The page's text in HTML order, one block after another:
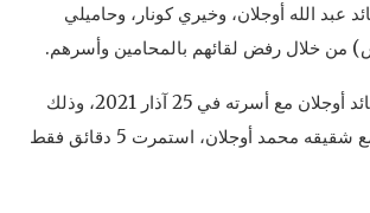
عبد الله أوجلان، وخيري كونار، وحاميلي
من خلال رفض لقائهم بالمحامين وأسرهم.
وكان آخر تواصل للقائد أوجلان مع أسرته في 25 آذار 2021، وذلك
عبر مكالمة هاتفية مع شقيقه محمد أوجلان، استمرت 5 دقائق فقط